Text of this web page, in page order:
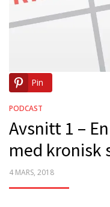
Pin
PODCAST
Avsnitt 1 –
med kronisk
POSTED
4 MARS, 2018